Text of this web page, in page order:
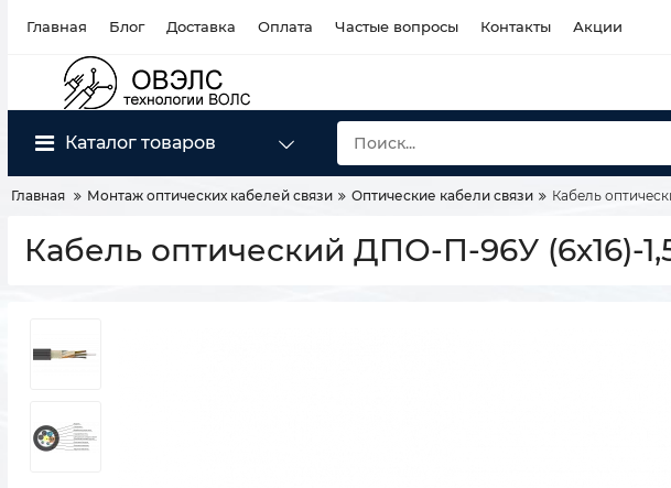
Главная Блог Доставка Оплата Частые вопросы Контакты Акции
Каталог товаров
Главная Монтаж оптических кабелей связи Оптические кабели связи Кабель
Кабель оптический ДПО-П-96У (6х16)-